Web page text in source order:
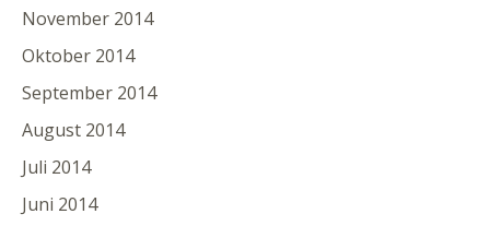
November 2014
Oktober 2014
September 2014
August 2014
Juli 2014
Juni 2014